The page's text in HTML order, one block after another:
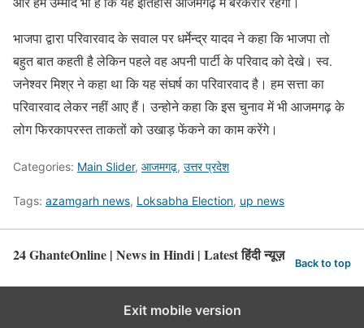
भाजपा द्वारा परिवारवाद के सवाल पर धर्मेन्द्र यादव ने कहा कि भाजपा तो
बहुत बात कहती है लेकिन पहले वह अपनी पार्टी के परिवाद को देखे। स्व.
जनेश्वर मिश्र ने कहा था कि यह संघर्ष का परिवारवाद है। हम सत्ता का
परिवारवाद लेकर नहीं आए हैं। उन्होने कहा कि इस चुनाव में भी आजमगढ़ के
लोग फिरकापरस्त ताकतों को उखाड़ फेंकने का काम करेंगे।
Categories: Main Slider, आजमगढ़, उत्तर प्रदेश
Tags: azamgarh news, Loksabha Election, up news
24 GhanteOnline | News in Hindi | Latest हिंदी न्यूज़ Back to top
Exit mobile version